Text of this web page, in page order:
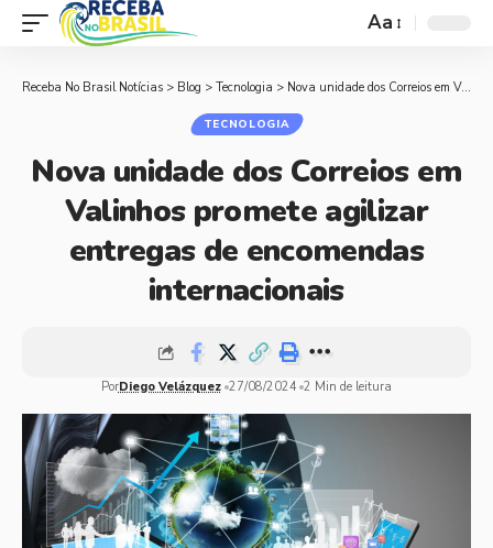
Aa
Receba No Brasil Notícias > Blog > Tecnologia > Nova unidade dos Correios em Valinhos promete agilizar entregas de encomendas internacionais
TECNOLOGIA
Nova unidade dos Correios em
Valinhos promete agilizar
entregas de encomendas
internacionais
PorDiego Velázquez 27/08/2024 2 Min de leitura